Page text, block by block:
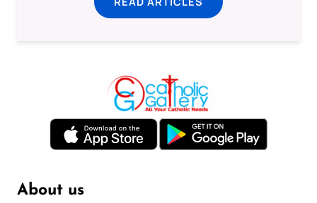
About us